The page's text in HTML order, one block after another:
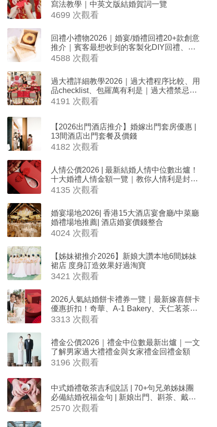
寫法教學｜中英文版結婚賀詞一覽
4699 次觀看
回禮小禮物2026｜婚宴/婚禮回禮20+款創意
推介｜賓客最想收到的客製化DIY回禮、姊
妹禮物（持續更新）
4588 次觀看
過大禮詳細教學2026｜過大禮程序比較、用
品checklist、包羅萬有利是｜過大禮禁忌及
吉祥說話
4191 次觀看
【2026出門酒店推介】婚嫁出門套房優惠 |
13間酒店出門套餐及價錢
4182 次觀看
人情公價2026 | 最新結婚人情中位數出爐！
十大婚禮人情金額一覽｜教你人情利是封寫
法
4135 次觀看
婚宴場地2026| 香港15大酒店宴會廳/中菜廳
婚禮場地推薦| 酒店婚宴價錢整合
4024 次觀看
【姊妹裙推介2026】新娘大讚本地6間姊妹
裙店 度身訂造效果好過淘寶
3421 次觀看
2026人氣結婚餅卡禮券一覽｜最新嫁喜餅卡
優惠折扣！奇華、A-1 Bakery、天仁茗茶、
ROYCE'、Paul Lafayet、agnès b.
3313 次觀看
禮金公價2026｜禮金中位數最新出爐｜一文
了解男家過大禮禮金與女家禮金回禮金額
3196 次觀看
中式婚禮敬茶吉利說話 | 70+句兄弟姊妹團
必備結婚祝福金句 | 新娘出門、斟茶、戴金
器時金句
2570 次觀看